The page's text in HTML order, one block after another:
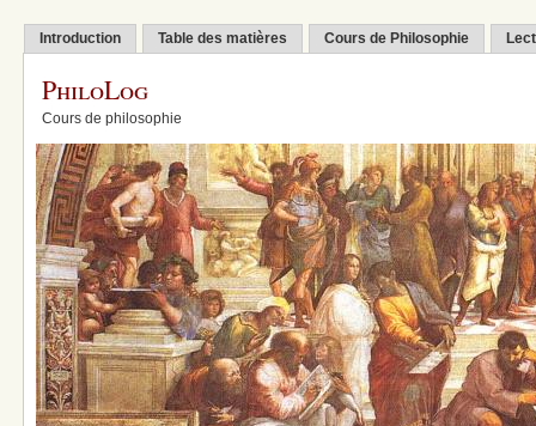
Introduction Table des matières Cours de Philosophie
PhiloLog
Cours de philosophie